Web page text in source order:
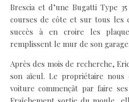
Brescia et d’une Bugatti Type
courses de côte et sur tous les
succès à en croire les
remplissent le mur de son garage.
Après des mois de recherche,
son aïeul. Le propriétaire nous
voiture commençât par faire